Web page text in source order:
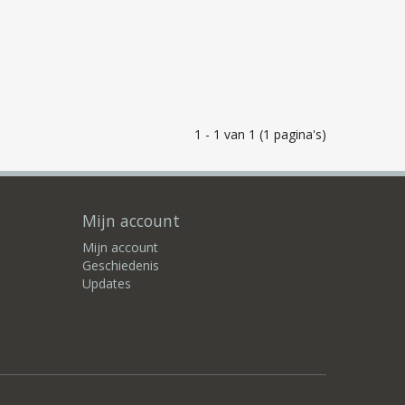
1 - 1 van 1 (1 pagina's)
Mijn account
Mijn account
Geschiedenis
Updates